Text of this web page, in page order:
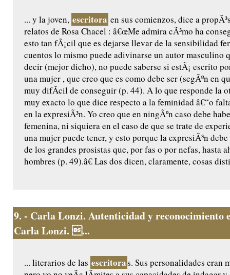
... y la joven, escritora en sus comienzos, dice a
relatos de Rosa Chacel : â€œMe admira cÃ³mo ha
esto tan fÃ¡cil que es dejarse llevar de la sensibilidad
cuentos lo mismo puede adivinarse un autor masculino
decir (mejor dicho), no puede saberse si estÃ¡ escrito
una mujer , que creo que es como debe ser (segÃºn en
muy difÃ­cil de conseguir (p. 44). A lo que responde la
muy exacto lo que dice respecto a la feminidad â€“o
en la expresiÃ³n. Yo creo que en ningÃºn caso debe
femenina, ni siquiera en el caso de que se trate de
una mujer puede tener, y esto porque la expresiÃ³n
de los grandes prosistas que, por fas o por nefas, hasta
hombres (p. 49).â€ Las dos dicen, claramente, cosas
9. - Carla Lonzi. Autenticidad y reconocimiento
Carla Lonzi. ...
... literarios de las escritoras. Sus personalidades eran